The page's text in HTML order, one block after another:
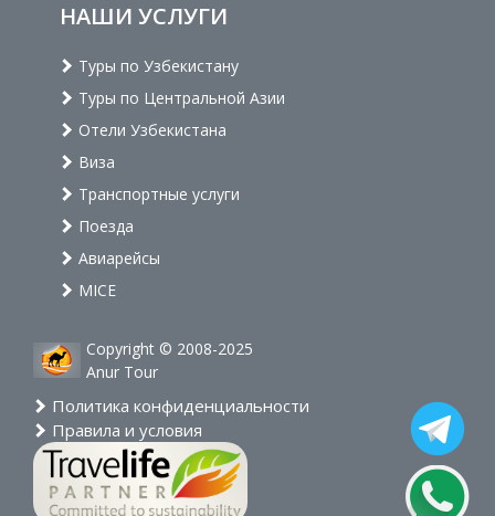
НАШИ УСЛУГИ
Туры по Узбекистану
Туры по Центральной Азии
Отели Узбекистана
Виза
Транспортные услуги
Поезда
Авиарейсы
MICE
Copyright © 2008-2025
Anur Tour
Политика конфиденциальности
Правила и условия